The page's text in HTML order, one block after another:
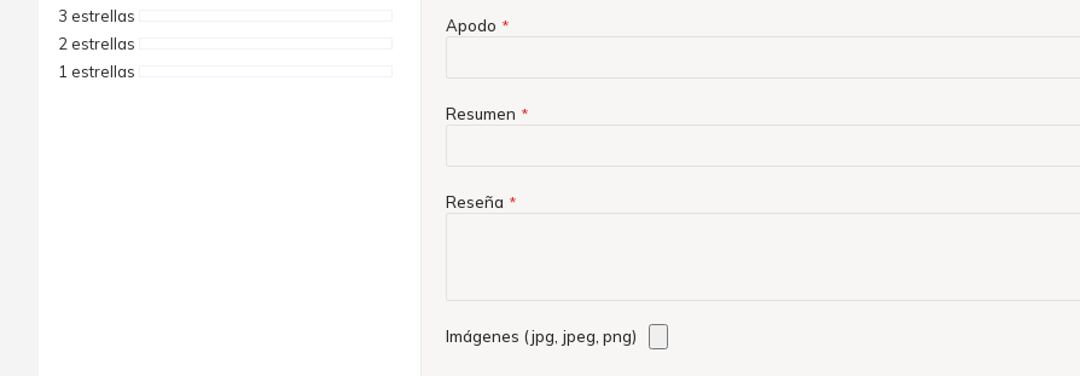
3 estrellas
2 estrellas
1 estrellas
Apodo
Resumen
Reseña
Imágenes (jpg, jpeg, png)